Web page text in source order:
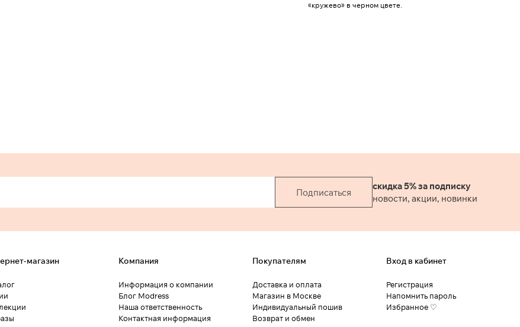
«кружево» в черном цвете.
Подписаться
скидка 5% за подписку
новости, акции, новинки
магазин Компания
Информация о компании
Блог Modress
Наша ответственность
Контактная информация
Покупателям
Доставка и оплата
Магазин в Москве
Индивидуальный пошив
Возврат и обмен
Вход в кабинет
Регистрация
Напомнить пароль
Избранное ♡